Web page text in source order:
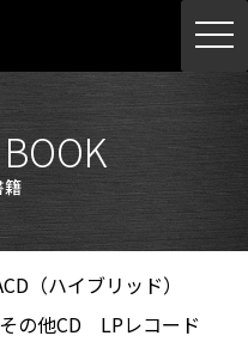
籍
（ハイブリッド）
その他CD
LPレコード